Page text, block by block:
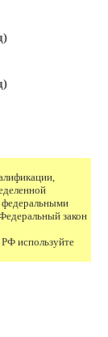
закон
используйте